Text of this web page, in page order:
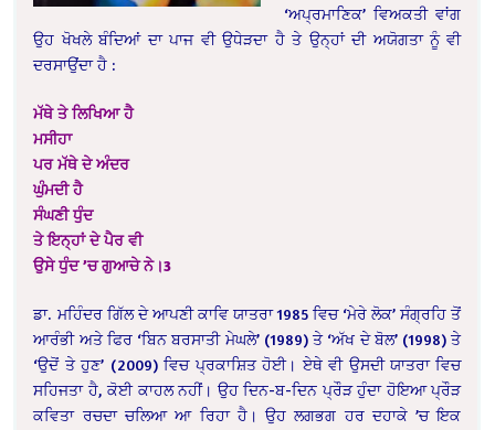
‘ਅਪ੍ਰਮਾਣਿਕ’ ਵਿਅਕਤੀ ਵਾਂਗ
ਉਹ ਖੋਖਲੇ ਬੰਦਿਆਂ ਦਾ ਪਾਜ ਵੀ ਉਧੇੜਦਾ ਹੈ ਤੇ ਉਨ੍ਹਾਂ ਦੀ ਅਯੋਗਤਾ ਨੂੰ ਵੀ
ਦਰਸਾਉਂਦਾ ਹੈ :
ਮੱਥੇ ਤੇ ਲਿਖਿਆ ਹੈ
ਮਸੀਹਾ
ਪਰ ਮੱਥੇ ਦੇ ਅੰਦਰ
ਘੁੰਮਦੀ ਹੈ
ਸੰਘਣੀ ਧੁੰਦ
ਤੇ ਇਨ੍ਹਾਂ ਦੇ ਪੈਰ ਵੀ
ਉਸੇ ਧੁੰਦ ’ਚ ਗੁਆਚੇ ਨੇ।3
ਡਾ. ਮਹਿੰਦਰ ਗਿੱਲ ਦੇ ਆਪਣੀ ਕਾਵਿ ਯਾਤਰਾ 1985 ਵਿਚ ‘ਮੇਰੇ ਲੋਕ’ ਸੰਗ੍ਰਹਿ ਤੋਂ
ਆਰੰਭੀ ਅਤੇ ਫਿਰ ‘ਬਿਨ ਬਰਸਾਤੀ ਮੇਘਲੇ’ (1989) ਤੇ ‘ਅੱਖ ਦੇ ਬੋਲ’ (1998) ਤੇ
‘ਉਦੋਂ ਤੇ ਹੁਣ’ (2009) ਵਿਚ ਪ੍ਰਕਾਸ਼ਿਤ ਹੋਈ। ਏਥੇ ਵੀ ਉਸਦੀ ਯਾਤਰਾ ਵਿਚ
ਸਹਿਜਤਾ ਹੈ, ਕੋਈ ਕਾਹਲ ਨਹੀਂ। ਉਹ ਦਿਨ-ਬ-ਦਿਨ ਪ੍ਰੌੜ ਹੁੰਦਾ ਹੋਇਆ ਪ੍ਰੌੜ
ਕਵਿਤਾ ਰਚਦਾ ਚਲਿਆ ਆ ਰਿਹਾ ਹੈ। ਉਹ ਲਗਭਗ ਹਰ ਦਹਾਕੇ ’ਚ ਇਕ